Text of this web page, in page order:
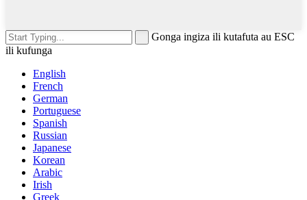
Gonga ingiza ili kutafuta au ESC
ili kufunga
English
French
German
Portuguese
Spanish
Russian
Japanese
Korean
Arabic
Irish
Greek